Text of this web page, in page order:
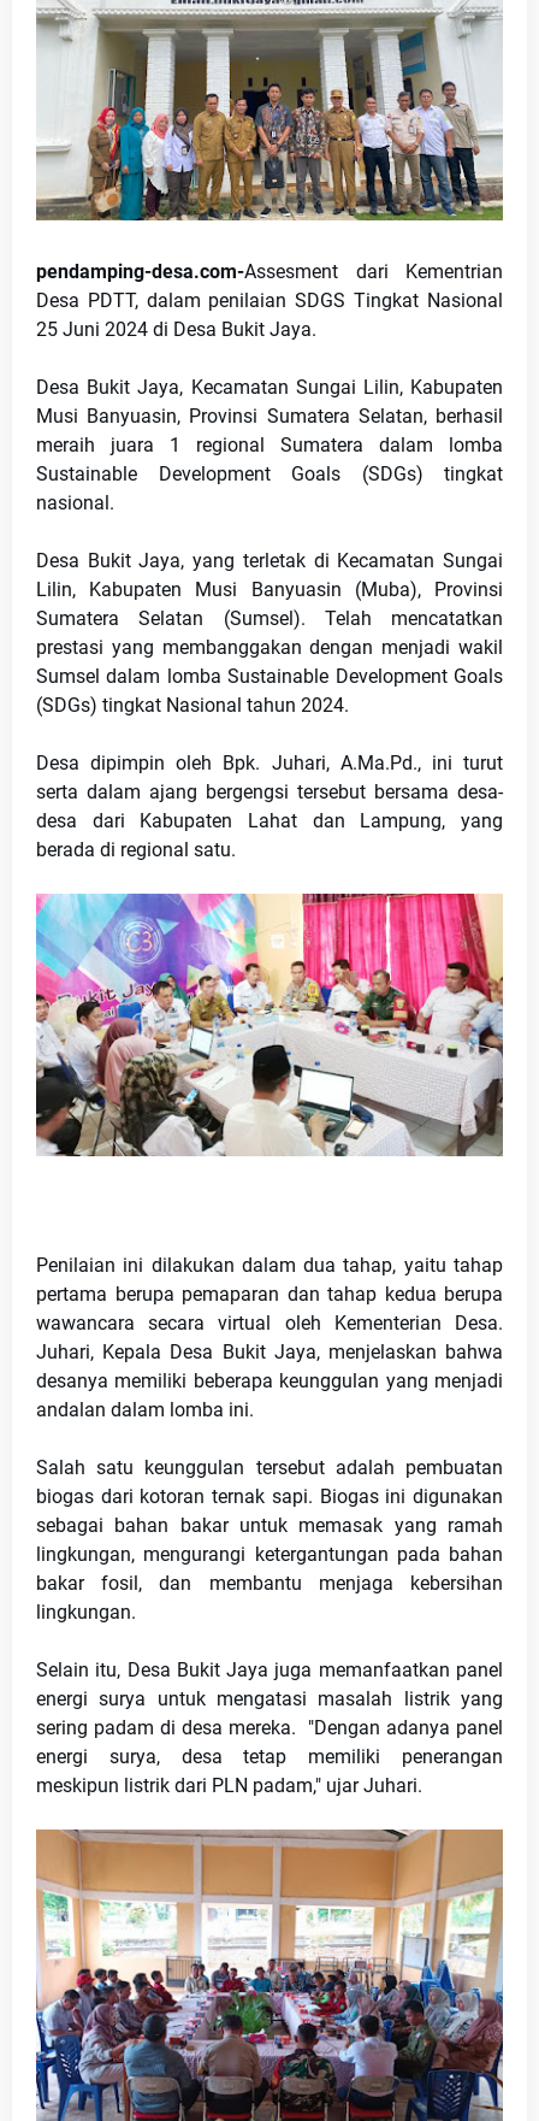
pendamping-desa.com-Assesment dari Kementrian
Desa PDTT, dalam penilaian SDGS Tingkat Nasional
25 Juni 2024 di Desa Bukit Jaya.
Desa Bukit Jaya, Kecamatan Sungai Lilin, Kabupaten
Musi Banyuasin, Provinsi Sumatera Selatan, berhasil
meraih juara 1 regional Sumatera dalam lomba
Sustainable Development Goals (SDGs) tingkat
nasional.
Desa Bukit Jaya, yang terletak di Kecamatan Sungai
Lilin, Kabupaten Musi Banyuasin (Muba), Provinsi
Sumatera Selatan (Sumsel). Telah mencatatkan
prestasi yang membanggakan dengan menjadi wakil
Sumsel dalam lomba Sustainable Development Goals
(SDGs) tingkat Nasional tahun 2024.
Desa dipimpin oleh Bpk. Juhari, A.Ma.Pd., ini turut
serta dalam ajang bergengsi tersebut bersama desa-
desa dari Kabupaten Lahat dan Lampung, yang
berada di regional satu.
Penilaian ini dilakukan dalam dua tahap, yaitu tahap
pertama berupa pemaparan dan tahap kedua berupa
wawancara secara virtual oleh Kementerian Desa.
Juhari, Kepala Desa Bukit Jaya, menjelaskan bahwa
desanya memiliki beberapa keunggulan yang menjadi
andalan dalam lomba ini.
Salah satu keunggulan tersebut adalah pembuatan
biogas dari kotoran ternak sapi. Biogas ini digunakan
sebagai bahan bakar untuk memasak yang ramah
lingkungan, mengurangi ketergantungan pada bahan
bakar fosil, dan membantu menjaga kebersihan
lingkungan.
Selain itu, Desa Bukit Jaya juga memanfaatkan panel
energi surya untuk mengatasi masalah listrik yang
sering padam di desa mereka.  "Dengan adanya panel
energi surya, desa tetap memiliki penerangan
meskipun listrik dari PLN padam," ujar Juhari.